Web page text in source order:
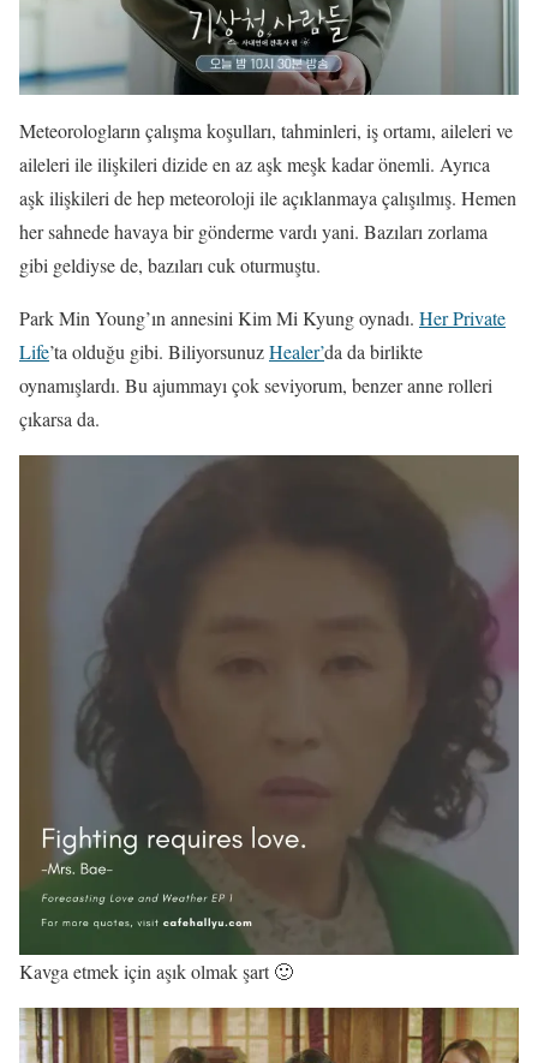
Meteorologların çalışma koşulları, tahminleri, iş ortamı, aileleri ve
aileleri ile ilişkileri dizide en az aşk meşk kadar önemli. Ayrıca
aşk ilişkileri de hep meteoroloji ile açıklanmaya çalışılmış. Hemen
her sahnede havaya bir gönderme vardı yani. Bazıları zorlama
gibi geldiyse de, bazıları cuk oturmuştu.
Park Min Young’ın annesini Kim Mi Kyung oynadı. Her Private
Life’ta olduğu gibi. BiliyorsunuzHealer’da da birlikte
oynamışlardı. Bu ajummayı çok seviyorum, benzer anne rolleri
çıkarsa da.
Kavga etmek için aşık olmak şart 🙂